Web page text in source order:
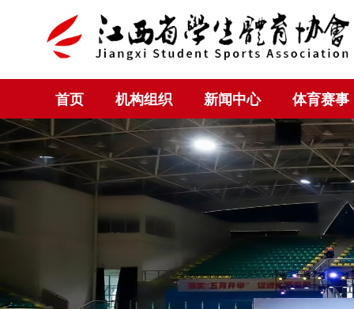
首页 机构组织 新闻中心 体育赛事